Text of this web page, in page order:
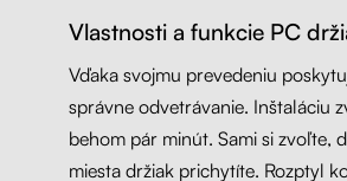
Vlastnosti a funkcie PC
Vďaka svojmu prevedeniu
správne odvetrávanie. Inštaláciu
behom pár minút. Sami si zvoľte,
miesta držiak prichytíte. Rozptyl